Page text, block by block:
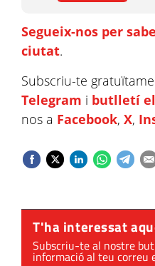
Segueix-nos per
ciutat.
Subscriu-te
Telegram i butlletí
nos a Facebook, X,
T'ha interessat
Subscriu-te al nostre
informació al teu correu